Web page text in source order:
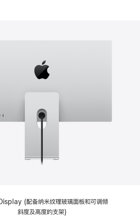
(配备纳米纹理玻璃面板和可调倾
斜度及高度的支架)